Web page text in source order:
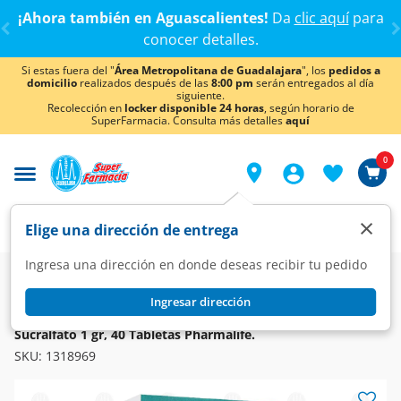
< div class="carousel-inner">
¡Ahora también en Aguascalientes! Da clic aquípara
conocer detalles.
Si estas fuera del "Área Metropolitana de Guadalajara", los pedidos a
domicilio realizados después de las8:00 pm serán entregados al día
siguiente.
Recolección en locker disponible 24 horas, según horario de
SuperFarmacia. Consulta más detallesaquí
Elige una dirección de entrega
Ingresa una dirección en donde deseas recibir tu pedido
Ingresar dirección
×
0
Farmacia Medicina
Digestivo
Antiácidos y Antigástricos
PHARMALIFE
Sucralfato 1 gr, 40 Tabletas Pharmalife.
SKU: 1318969